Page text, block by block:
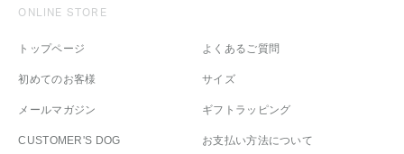
ONLINE STORE
トップページ
初めてのお客様
メールマガジン
CUSTOMER'S DOG
よくあるご質問
サイズ
ギフトラッピング
お支払い方法について